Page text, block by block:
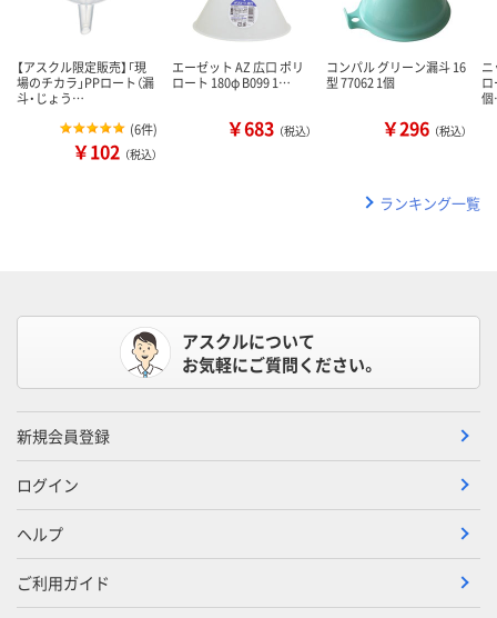
【アスクル限定販売】「現
場のチカラ」PPロート（漏
斗・じょう…
(6件)
￥102 （税込）
エーゼット AZ 広口 ポリ
ロート 180φ B099 1…
￥683 （税込）
コンパル グリーン漏斗 16
型 77062 1個
￥296 （税込）
ニ
ランキング一覧
アスクルについて
お気軽にご質問ください。
新規会員登録
ログイン
ヘルプ
ご利用ガイド